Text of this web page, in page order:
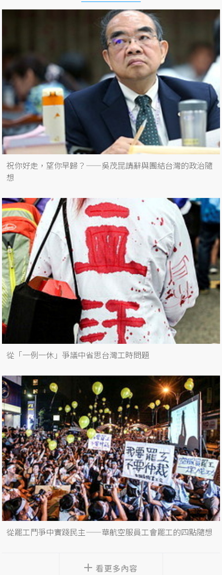
祝你好走，望你早歸？——吳茂昆請辭與團結台灣的政治隨
想
從「一例一休」爭議中省思台灣工時問題
從罷工鬥爭中實踐民主——華航空服員工會罷工的四點隨想
看更多內容